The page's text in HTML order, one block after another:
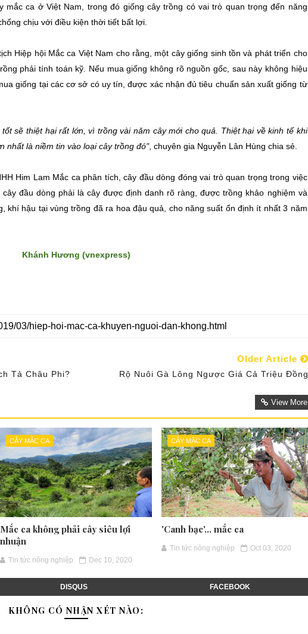
mắc ca ở Việt Nam, trong đó giống cây trồng có vai trò quan trọng đến năng
chịu với điều kiện thời tiết bất lợi.
Hiệp hội Mắc ca Việt Nam cho rằng, một cây giống sinh tồn và phát triển cho
phải tính toán kỹ. Nếu mua giống không rõ nguồn gốc, sau này không hiệu
giống tại các cơ sở có uy tín, được xác nhận đủ tiêu chuẩn sản xuất giống từ
sẽ thiệt hại rất lớn, vì trồng vài năm cây mới cho quả. Thiệt hại về kinh tế khi
nhất là niềm tin vào loại cây trồng đó", chuyên gia Nguyễn Lân Hùng chia sẻ.
Him Lam Mắc ca phân tích, cây đầu dòng đóng vai trò quan trọng trong việc
đầu dòng phải là cây được định danh rõ ràng, được trồng khảo nghiệm và
khí hậu tại vùng trồng đã ra hoa đậu quả, cho năng suất ổn định ít nhất 3 năm
Khánh Hương (vnexpress)
Tả Châu Phi?
Older Article
Rộ Nuôi Gà Lông Ngược Giá Cả Triệu Đồng
View More
CÂY MẮC CA
Mắc ca không phải cây siêu lợi
nhuận
Tin tức nông nghiệp Dec 10, 2020
CÂY MẮC CA
'Canh bạc'… mắc ca
Tin tức nông nghiệp Oct 03, 2020
DISQUS FACEBOOK
KHÔNG CÓ NHẬN XÉT NÀO: